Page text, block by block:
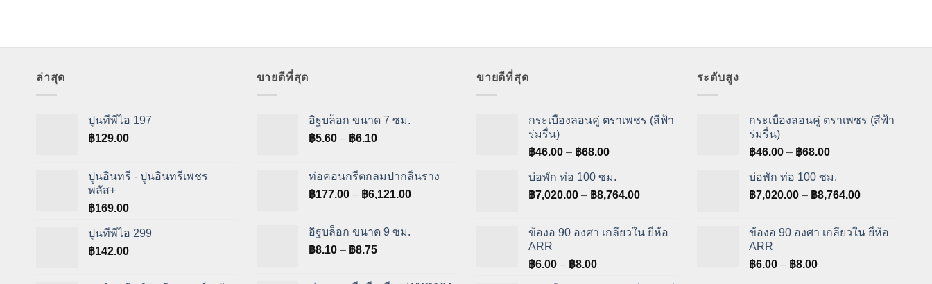
ล่าสุด
ปูนทีพีไอ 197
฿129.00
ปูนอินทรี - ปูนอินทรีเพชร
พลัส+
฿169.00
ปูนทีพีไอ 299
฿142.00
ขายดีที่สุด
อิฐบล็อก ขนาด 7 ซม.
฿5.60 – ฿6.10Price
through
฿6.10
ท่อคอนกรีตกลมปากลิ้นราง
฿177.00 – ฿6,121.00Price
อิฐบล็อก ขนาด 9 ซม.
฿8.10 – ฿8.75Price
฿8.10
ขายดีที่สุด
กระเบื้องลอนคู่ ตราเพชร (สีฟ้า
ร่มรื่น)
฿46.00 – ฿68.00Price
฿46.00
through
บ่อพัก ท่อ 100 ซม.
฿7,020.00 – ฿8,764.00Price
฿7,020.00
through
ข้องอ 90 องศา เกลียวใน ยี่ห้อ
ARR
฿6.00 – ฿8.00Price
ระดับสูง
กระเบื้องลอนคู่ ตราเพชร (สีฟ้า
ร่มรื่น)
฿46.00 – ฿68.00Price
฿46.00
through
บ่อพัก ท่อ 100 ซม.
฿7,020.00 – ฿8,764.00Price
฿7,020.00
through
ข้องอ 90 องศา เกลียวใน ยี่ห้อ
ARR
฿6.00 – ฿8.00Price